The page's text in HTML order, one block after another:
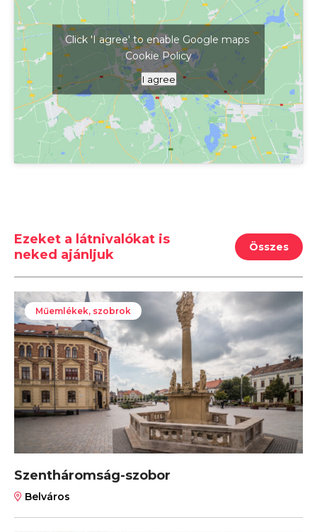
Kattints ide a térkép megjelenítéséhez
Click 'I agree' to enable Google maps
Cookie Policy
I agree
Ezeket a látnivalókat is
neked ajánljuk
Összes
Műemlékek, szobrok
Szentháromság-szobor
Belváros